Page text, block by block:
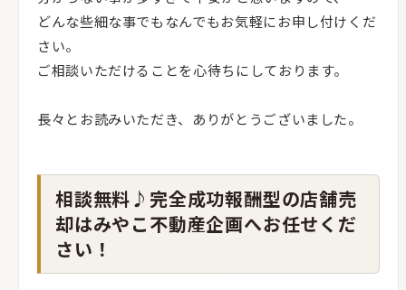
どんな些細な事でもなんでもお気軽にお申し付けくだ
さい。
ご相談いただけることを心待ちにしております。
長々とお読みいただき、ありがとうございました。
相談無料♪完全成功報酬型の店舗売
却はみやこ不動産企画へお任せくだ
さい！